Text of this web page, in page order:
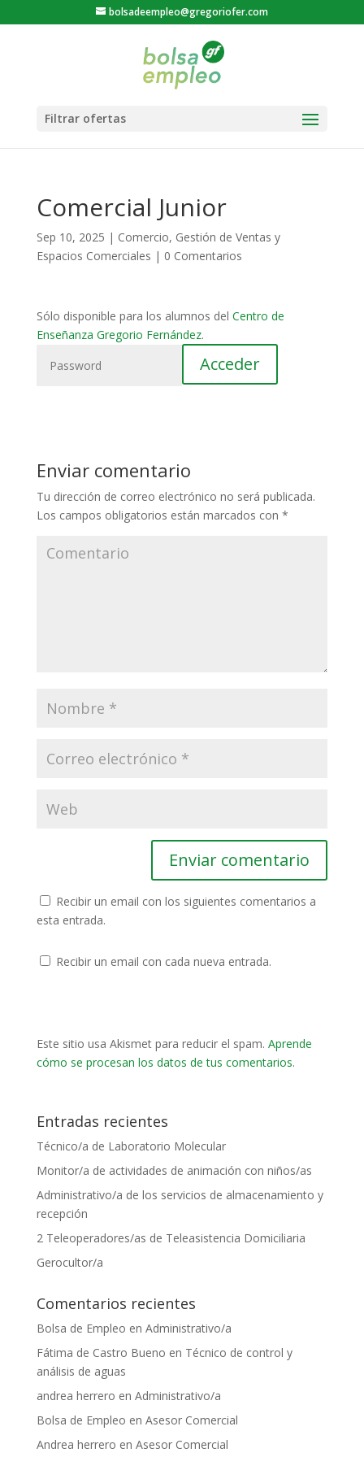
bolsadeempleo@gregoriofer.com
Comercial Junior
Sep 10, 2025 | Comercio, Gestión de Ventas y
Espacios Comerciales | 0 Comentarios
Sólo disponible para los alumnos del Centro de
Enseñanza Gregorio Fernández.
Enviar comentario
Tu dirección de correo electrónico no será publicada.
Los campos obligatorios están marcados con *
Recibir un email con los siguientes comentarios a
esta entrada.
Recibir un email con cada nueva entrada.
Este sitio usa Akismet para reducir el spam. Aprende
cómo se procesan los datos de tus comentarios.
Entradas recientes
Técnico/a de Laboratorio Molecular
Monitor/a de actividades de animación con niños/as
Administrativo/a de los servicios de almacenamiento y
recepción
2 Teleoperadores/as de Teleasistencia Domiciliaria
Gerocultor/a
Comentarios recientes
Bolsa de Empleo en Administrativo/a
Fátima de Castro Bueno en Técnico de control y
análisis de aguas
andrea herrero en Administrativo/a
Bolsa de Empleo en Asesor Comercial
Andrea herrero en Asesor Comercial